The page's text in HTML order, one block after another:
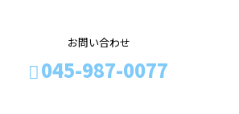
お問い合わせ
045-987-0077